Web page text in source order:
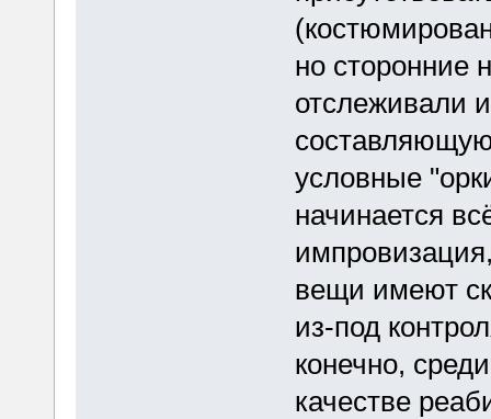
но сторонние
отслеживали
составляющую
условные
начинается
вещи имеют
из-под
конечно,
качестве